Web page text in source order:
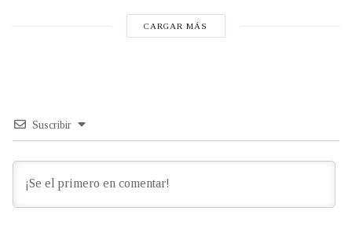
CARGAR MÁS
Suscribir